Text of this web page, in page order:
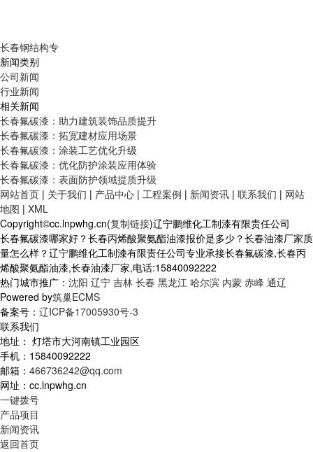
长春钢结构专
新闻类别
公司新闻
行业新闻
相关新闻
长春氟碳漆：助力建筑装饰品质提升
长春氟碳漆：拓宽建材应用场景
长春氟碳漆：涂装工艺优化升级
长春氟碳漆：优化防护涂装应用体验
长春氟碳漆：表面防护领域提质升级
网站首页 | 关于我们 | 产品中心 | 工程案例 | 新闻资讯 | 联系我们 | 网站
地图 | XML
Copyright©cc.lnpwhg.cn(复制链接)辽宁鹏维化工制漆有限责任公司
长春氟碳漆哪家好？长春丙烯酸聚氨酯油漆报价是多少？长春油漆厂家质
量怎么样？辽宁鹏维化工制漆有限责任公司专业承接长春氟碳漆,长春丙
烯酸聚氨酯油漆,长春油漆厂家,电话:15840092222
热门城市推广： 沈阳 辽宁 吉林 长春 黑龙江 哈尔滨 内蒙 赤峰 通辽
Powered by筑巢ECMS
备案号： 辽ICP备17005930号-3
联系我们
地址： 灯塔市大河南镇工业园区
手机：15840092222
邮箱： 466736242@qq.com
网址：cc.lnpwhg.cn
一键拨号
产品项目
新闻资讯
返回首页